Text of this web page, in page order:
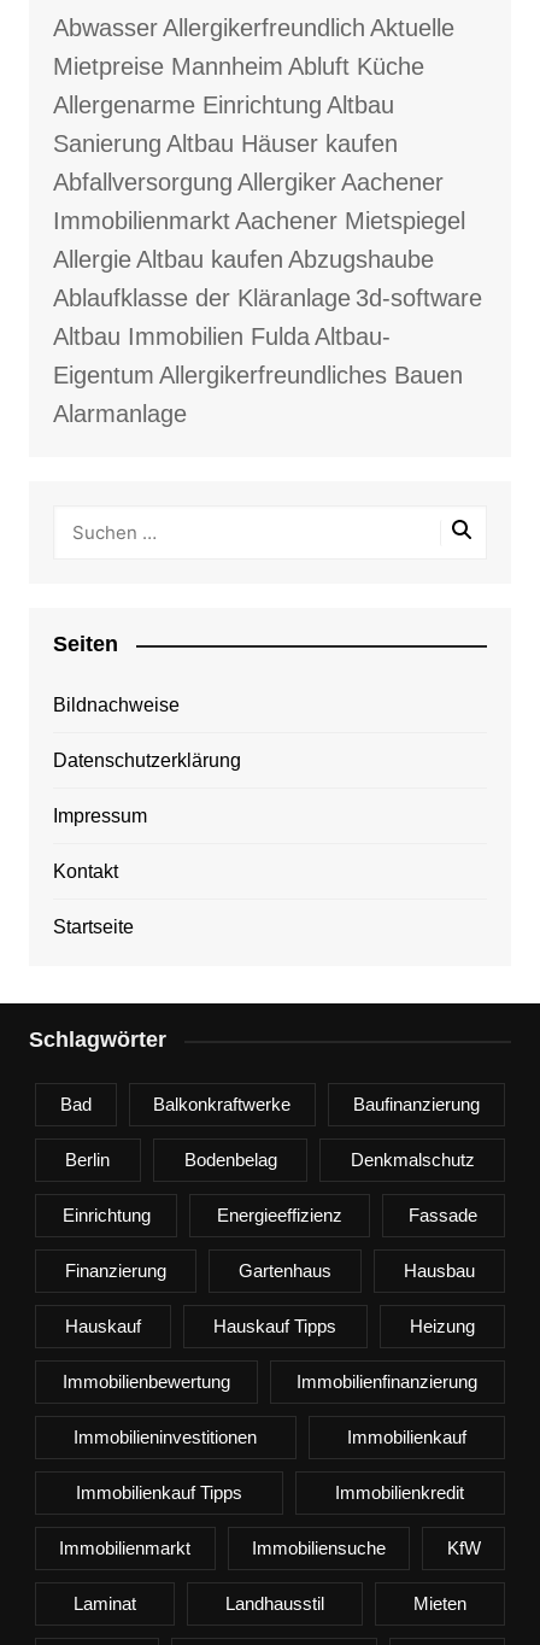
AbwasserAllergikerfreundlich Aktuelle
Mietpreise Mannheim Abluft Küche
Allergenarme Einrichtung Altbau
Sanierung Altbau Häuser kaufen
Abfallversorgung AllergikerAachener
ImmobilienmarktAachener Mietspiegel
AllergieAltbau kaufen Abzugshaube
Ablaufklasse der Kläranlage 3d-software
Altbau Immobilien FuldaAltbau-
Eigentum Allergikerfreundliches Bauen
Alarmanlage
Seiten
Bildnachweise
Datenschutzerklärung
Impressum
Kontakt
Startseite
Schlagwörter
Bad Balkonkraftwerke Baufinanzierung
Berlin Bodenbelag Denkmalschutz
Einrichtung Energieeffizienz Fassade
Finanzierung Gartenhaus Hausbau
Hauskauf Hauskauf Tipps Heizung
Immobilienbewertung Immobilienfinanzierung
Immobilieninvestitionen Immobilienkauf
Immobilienkauf Tipps Immobilienkredit
Immobilienmarkt Immobiliensuche KfW
Laminat Landhausstil Mieten